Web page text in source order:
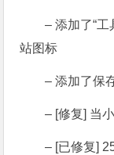
– 添加了“
站图标
– 添加了保
– [修复] 当
– [已修复]